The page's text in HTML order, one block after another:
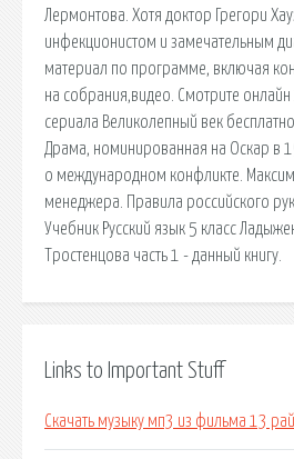
Лермонтова. Хотя доктор Грегори
инфекционистом и замечательным
материал по программе, включая
на собрания,видео. Смотрите
сериала Великолепный век
Драма, номинированная на Оскар в
о международном конфликте.
менеджера. Правила российского
Учебник Русский язык 5 класс
Тростенцова часть 1 - данный книгу.
Links to Important Stuff
Скачать музыку мп3 из фильма 13